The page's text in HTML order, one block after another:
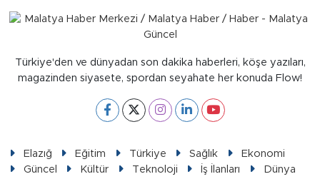
Türkiye'den ve dünyadan son dakika haberleri, köşe yazıları,
magazinden siyasete, spordan seyahate her konuda Flow!
Elazığ Eğitim Türkiye Sağlık
Ekonomi
Güncel
Kültür Teknoloji İş İlanları Dünya